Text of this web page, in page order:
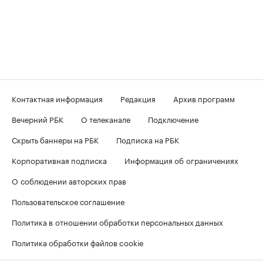
Контактная информация Редакция
Архив программ
Вечерний РБК
О телеканале
Подключение
Скрыть баннеры на РБК
Подписка на РБК
Корпоративная подписка
Информация об ограничениях
О соблюдении авторских прав
Пользовательское соглашение
Политика в отношении обработки персональных данных
Политика обработки файлов cookie